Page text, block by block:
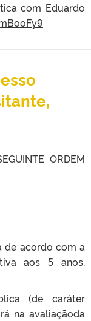
com Eduardo
ORDEM
de acordo com a
aos 5 anos,
(de caráter
na avaliaçãoda